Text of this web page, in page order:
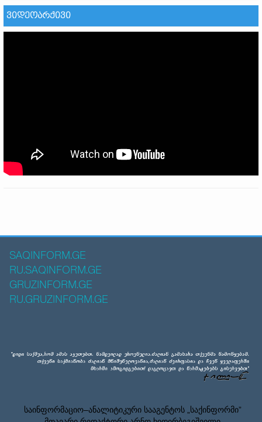
ᲕᲘᲓᲔᲝᲐᲠᲥᲘᲕᲘ
SAQINFORM.GE
RU.SAQINFORM.GE
GRUZINFORM.GE
RU.GRUZINFORM.GE
საინფორმაციო–ანალიტიკური სააგენტოს „საქინფორმი”